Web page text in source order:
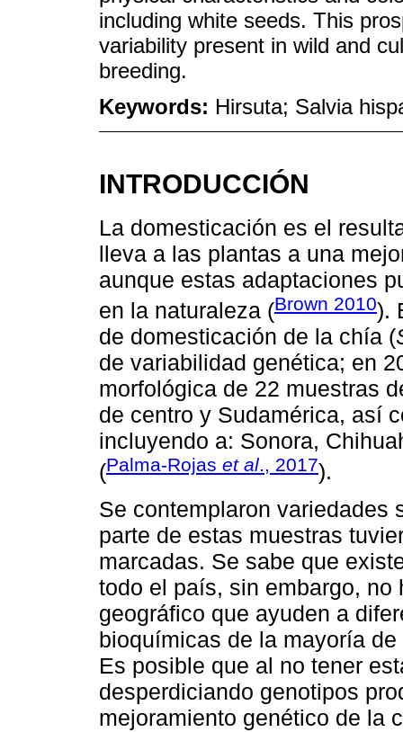
including white seeds. This
variability present in wild and
breeding.
Keywords: Hirsuta; Salvia
INTRODUCCIÓN
La domesticación es el
lleva a las plantas a una
aunque estas adaptaciones
en la naturaleza (Brown 2010).
de domesticación de la chía (
de variabilidad genética; en
morfológica de 22 muestras
de centro y Sudamérica, así
incluyendo a: Sonora,
(Palma-Rojas et al., 2017).
Se contemplaron variedades
parte de estas muestras
marcadas. Se sabe que
todo el país, sin embargo,
geográfico que ayuden a
bioquímicas de la mayoría
Es posible que al no tener
desperdiciando genotipos
mejoramiento genético de la